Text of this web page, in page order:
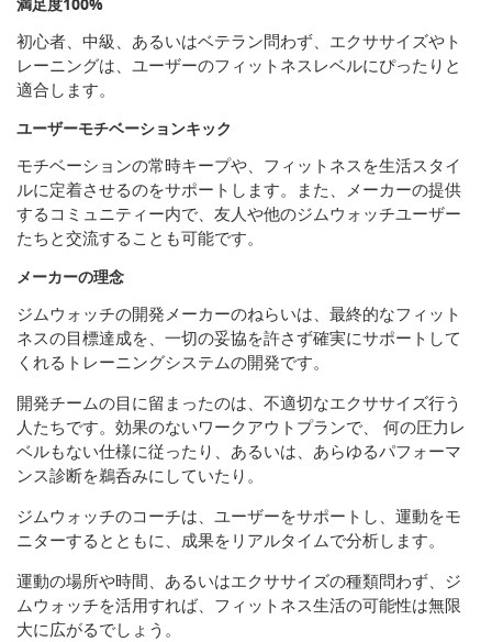
満足度100%
初心者、中級、あるいはベテラン問わず、エクササイズやト
レーニングは、ユーザーのフィットネスレベルにぴったりと
適合します。
ユーザーモチベーションキック
モチベーションの常時キープや、フィットネスを生活スタイ
ルに定着させるのをサポートします。また、メーカーの提供
するコミュニティー内で、友人や他のジムウォッチユーザー
たちと交流することも可能です。
メーカーの理念
ジムウォッチの開発メーカーのねらいは、最終的なフィット
ネスの目標達成を、一切の妥協を許さず確実にサポートして
くれるトレーニングシステムの開発です。
開発チームの目に留まったのは、不適切なエクササイズ行う
人たちです。効果のないワークアウトプランで、 何の圧力レ
ベルもない仕様に従ったり、あるいは、あらゆるパフォーマ
ンス診断を鵜呑みにしていたり。
ジムウォッチのコーチは、ユーザーをサポートし、運動をモ
ニターするとともに、成果をリアルタイムで分析します。
運動の場所や時間、あるいはエクササイズの種類問わず、ジ
ムウォッチを活用すれば、フィットネス生活の可能性は無限
大に広がるでしょう。